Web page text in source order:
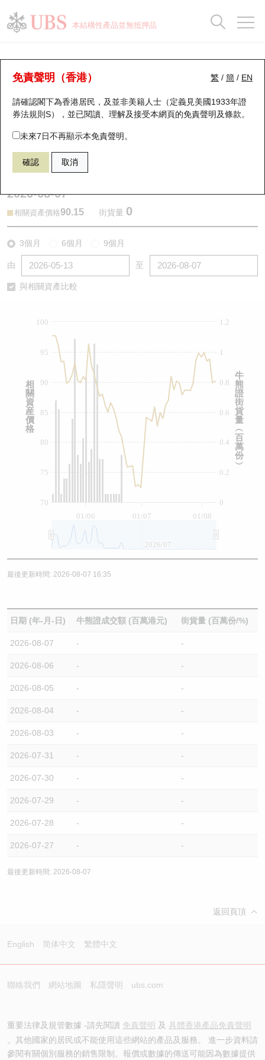
本結構性產品並無抵押品
繁 / 簡 / EN
免責聲明（香港）
請確認閣下為香港居民，及並非美籍人士（定義見美國1933年證
券法規則S），並已閱讀、理解及接受本網頁的免責聲明及條款。
未來7日不再顯示本免責聲明。
確認 取消
牛熊證分析儀
表現 街貨統計 比較
56313 瑞銀熊證 1211 比亞迪股份
2026-08-07
相關資產價格90.15 街貨量 0
3個月 6個月 9個月
由 至
與相關資產比較
01/06 01/07 01/08
0
0.2
0.4
0.6
0.8
1
1.2
70
75
80
85
90
95
100
2026/07
牛
熊
證
街
貨
量
︵
百
萬
份
︶
相
關
資
産
價
格
最後更新時間: 2026-08-07 16:35
日期 (年-月-日) 牛熊證成交額 (百萬港元) 街貨量 (百萬份/%)
2026-08-07 - -
2026-08-06 - -
2026-08-05 - -
2026-08-04 - -
2026-08-03 - -
2026-07-31 - -
2026-07-30 - -
2026-07-29 - -
2026-07-28 - -
2026-07-27 - -
最後更新時間: 2026-08-07
返回頁頂
English 简体中文 繁體中文
聯絡我們 網站地圖 私隱聲明 ubs.com
重要法律及規管數據 -請先閱讀 免責聲明 及 具體香港產品免責聲明
。其他國家的居民或不能使用這些網站的產品及服務。 進一步資料請
參閱有關個別服務的銷售限制。報價或數據的傳送可能因為數據提供
瑞銀認股證一覽
新發行瑞銀認股證
即將到期認股證
認股證到期結算價查詢
認股證分析儀
認股證/牛熊證日誌
認股證文件及公告 (瑞信)
街貨統計
比較
牛熊全景快搜
牛熊證搜尋
牛熊證街貨分佈圖
正股牛熊證列表
新發行瑞銀牛熊證
牛熊證到期結算價查詢
牛熊證速算機
牛熊證文件及公告
牛熊證文件及公告 (瑞信)
街貨統計
比較
十大升幅/跌幅
十大認股證成交分佈
十天股證佔大市成交
資金流
街貨統計
正股分析儀
二十大活躍股份
恒指成份股
國指成份股
科指成份股
中資ETFs溢價比較
即市板塊表現
收市競價變化
持股比重
顯示所有持股比重
每月輪證大市專題
輪證專欄
講座及教育短片
認股證投資者教育
牛熊證投資者教育